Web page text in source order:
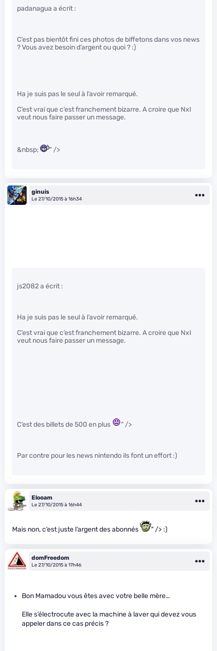
padanagua a écrit :
C’est pas bientôt fini ces photos de biffetons dans vos news
? Vous avez besoin d’argent ou quoi ? :)
Ha je suis pas le seul à l’avoir remarqué.
C’est vrai que c’est franchement bizarre. A croire que NxI
veut nous faire passer un message.
&nbsp; " />
ginuis
Le 27/10/2015 à 16h34
js2082 a écrit :
Ha je suis pas le seul à l’avoir remarqué.
C’est vrai que c’est franchement bizarre. A croire que NxI
veut nous faire passer un message.
C’est des billets de 500 en plus " />
Par contre pour les news nintendo ils font un effort :)
Elooam
Le 27/10/2015 à 16h44
Mais non, c’est juste l’argent des abonnés " /> :)
domFreedom
Le 27/10/2015 à 17h46
Bon Mamadou vous êtes avec votre belle mère…
Elle s’électrocute avec la machine à laver qui devez vous
appeler dans ce cas précis ?